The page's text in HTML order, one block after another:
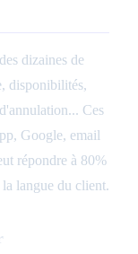
dizaines de
disponibilités,
Ces
Google, email
répondre à 80%
langue du client.